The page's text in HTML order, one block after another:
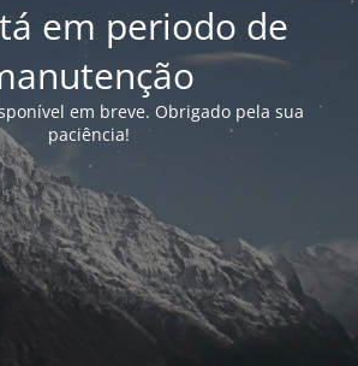
em periodo de
em breve. Obrigado pela sua
paciência!